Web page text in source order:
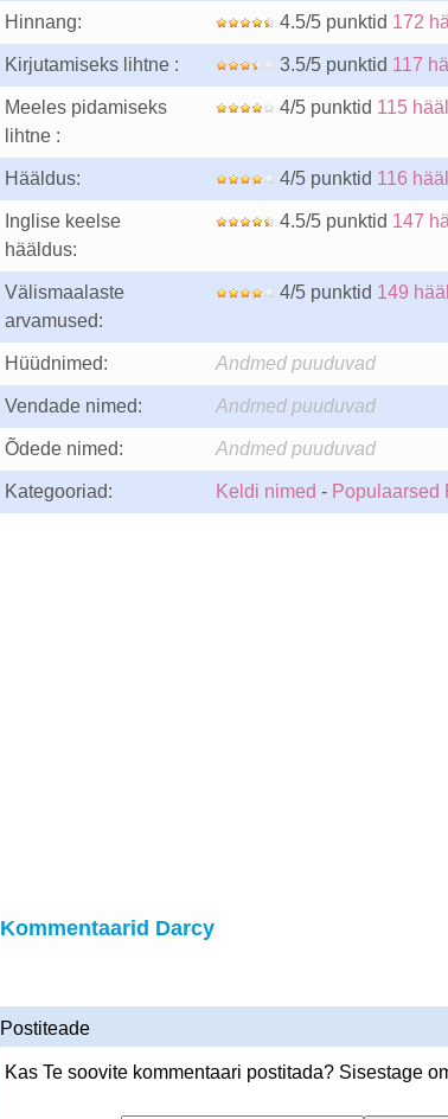
Hinnang: 4.5/5 punktid 172
Kirjutamiseks lihtne : 3.5/5 punktid 117
Meeles pidamiseks
lihtne :
4/5 punktid 115
Hääldus: 4/5 punktid 116
Inglise keelse
hääldus:
4.5/5 punktid 147
Välismaalaste
arvamused:
4/5 punktid 149
Hüüdnimed: Andmed puuduvad
Vendade nimed: Andmed puuduvad
Õdede nimed: Andmed puuduvad
Kategooriad: Keldi nimed - Populaarsed
Kommentaarid Darcy
Postiteade
Kas Te soovite kommentaari postitada? Sisestage